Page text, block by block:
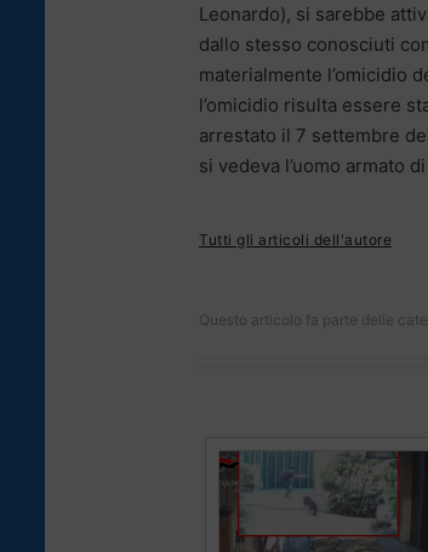
Leonardo), si sarebbe
dallo stesso conosciuti
materialmente l’omicidio
l’omicidio risulta essere
arrestato il 7 settembre
si vedeva l’uomo armato
Tutti gli articoli dell'autore
Questo articolo fa parte delle